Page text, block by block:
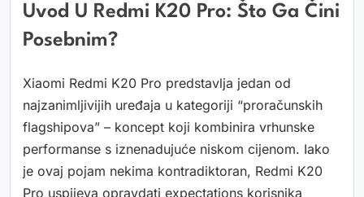
Uvod U Redmi K20 Pro: Što Ga Čini
Posebnim?
Xiaomi Redmi K20 Pro predstavlja jedan od
najzanimljivijih uređaja u kategoriji “proračunskih
flagshipova” – koncept koji kombinira vrhunske
performanse s iznenadujuće niskom cijenom. Iako
je ovaj pojam nekima kontradiktoran, Redmi K20
Pro uspijeva opravdati expectations korisnika